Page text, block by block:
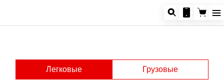
Легковые Грузовые